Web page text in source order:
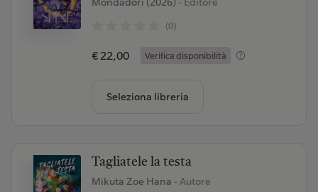
(0)
€ 22,00 Verifica disponibilità
Seleziona libreria
Tagliatele la testa
Mikuta Zoe Hana - Autore